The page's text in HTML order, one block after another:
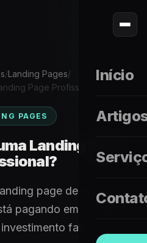
Início
/Landing Pages/
Page Profissional?
PAGES
Landing Page
page de alto ticket:
pagando em cada faixa
faz sentido.